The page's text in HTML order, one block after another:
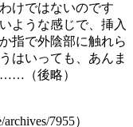
けではないのです
ような感じで、挿入
指で外陰部に触れら
はいっても、あんま
（後略）
7955）